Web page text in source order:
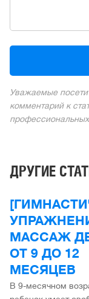
Уважаемые
комментарий к
профессиональных
ДРУГИЕ
МАССАЖ
ОТ 9 ДО 12
МЕСЯЦЕВ
В 9-месячном